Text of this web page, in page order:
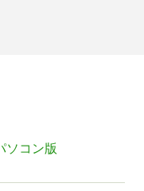
ソコン版